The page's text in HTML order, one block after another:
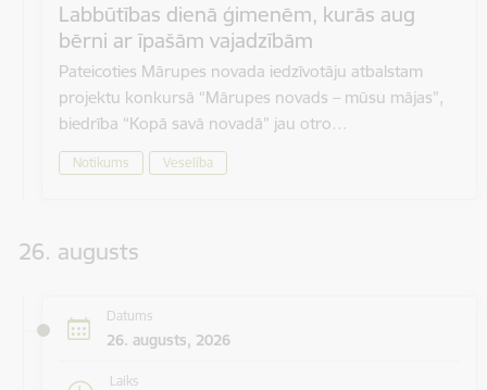
Labbūtības dienā ģimenēm, kurās aug
bērni ar īpašām vajadzībām
Pateicoties Mārupes novada iedzīvotāju atbalstam
projektu konkursā “Mārupes novads – mūsu mājas”,
biedrība “Kopā savā novadā” jau otro…
Notikums Veselība
26. augusts
Datums
26. augusts, 2026
Laiks